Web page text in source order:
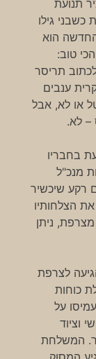
תנועת
גילו
הוא
טוב:
תריסר
ענבים
או לא, אבל
– לא.
בחבריו
אותו בגיל 30 להיות מנכ"ל
רקע שיכשיר
הצלחותיו
ניתן
לצרפת
כוחות
על
וציוד
המשלחת